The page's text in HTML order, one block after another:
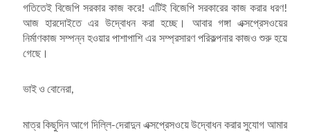
গতিতেই বিজেপি সরকার কাজ করে! এটিই বিজেপি সরকারের কাজ করার ধরণ!
আজ হারদোইতে এর উদ্বোধন করা হচ্ছে। আবার গঙ্গা এক্সপ্রেসওয়ের
নির্মাণকাজ সম্পন্ন হওয়ার পাশাপাশি এর সম্প্রসারণ পরিকল্পনার কাজও শুরু হয়ে
গেছে।
ভাই ও বোনেরা,
মাত্র কিছুদিন আগে দিল্লি-দেরাদুন এক্সপ্রেসওয়ে উদ্বোধন করার সুযোগ আমার